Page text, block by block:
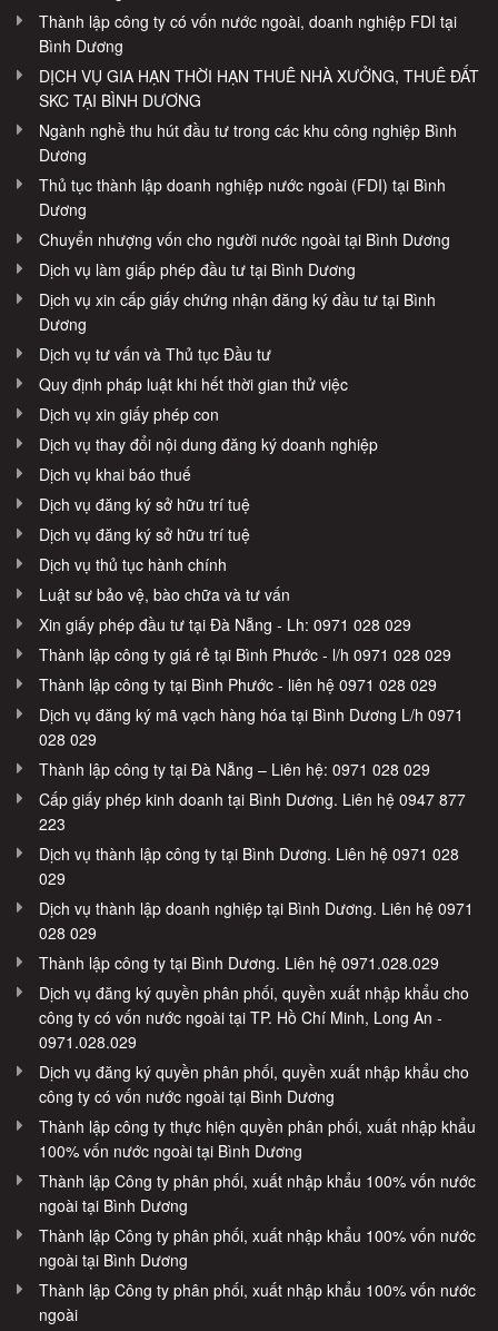
Thành lập công ty có vốn nước ngoài, doanh nghiệp FDI tại
Bình Dương
DỊCH VỤ GIA HẠN THỜI HẠN THUÊ NHÀ XƯỞNG, THUÊ ĐẤT
SKC TẠI BÌNH DƯƠNG
Ngành nghề thu hút đầu tư trong các khu công nghiệp Bình
Dương
Thủ tục thành lập doanh nghiệp nước ngoài (FDI) tại Bình
Dương
Chuyển nhượng vốn cho người nước ngoài tại Bình Dương
Dịch vụ làm giấp phép đầu tư tại Bình Dương
Dịch vụ xin cấp giấy chứng nhận đăng ký đầu tư tại Bình
Dương
Dịch vụ tư vấn và Thủ tục Đầu tư
Quy định pháp luật khi hết thời gian thử việc
Dịch vụ xin giấy phép con
Dịch vụ thay đổi nội dung đăng ký doanh nghiệp
Dịch vụ khai báo thuế
Dịch vụ đăng ký sở hữu trí tuệ
Dịch vụ đăng ký sở hữu trí tuệ
Dịch vụ thủ tục hành chính
Luật sư bảo vệ, bào chữa và tư vấn
Xin giấy phép đầu tư tại Đà Nẵng - Lh: 0971 028 029
Thành lập công ty giá rẻ tại Bình Phước - l/h 0971 028 029
Thành lập công ty tại Bình Phước - liên hệ 0971 028 029
Dịch vụ đăng ký mã vạch hàng hóa tại Bình Dương L/h 0971
028 029
Thành lập công ty tại Đà Nẵng – Liên hệ: 0971 028 029
Cấp giấy phép kinh doanh tại Bình Dương. Liên hệ 0947 877
223
Dịch vụ thành lập công ty tại Bình Dương. Liên hệ 0971 028
029
Dịch vụ thành lập doanh nghiệp tại Bình Dương. Liên hệ 0971
028 029
Thành lập công ty tại Bình Dương. Liên hệ 0971.028.029
Dịch vụ đăng ký quyền phân phối, quyền xuất nhập khẩu cho
công ty có vốn nước ngoài tại TP. Hồ Chí Minh, Long An -
0971.028.029
Dịch vụ đăng ký quyền phân phối, quyền xuất nhập khẩu cho
công ty có vốn nước ngoài tại Bình Dương
Thành lập công ty thực hiện quyền phân phối, xuất nhập khẩu
100% vốn nước ngoài tại Bình Dương
Thành lập Công ty phân phối, xuất nhập khẩu 100% vốn nước
ngoài tại Bình Dương
Thành lập Công ty phân phối, xuất nhập khẩu 100% vốn nước
ngoài tại Bình Dương
Thành lập Công ty phân phối, xuất nhập khẩu 100% vốn nước
ngoài